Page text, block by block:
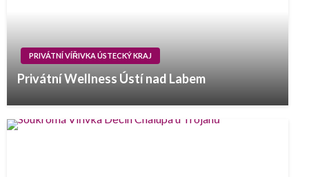
PRIVÁTNÍ VÍŘIVKA ÚSTECKÝ KRAJ
Privátní Wellness Ústí nad Labem